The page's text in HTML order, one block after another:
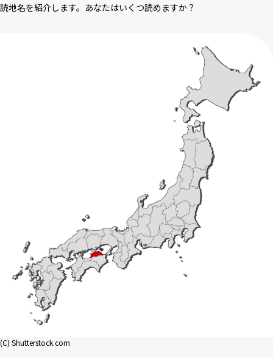
読地名を紹介します。あなたはいくつ読めますか？
(C) Shutterstock.com